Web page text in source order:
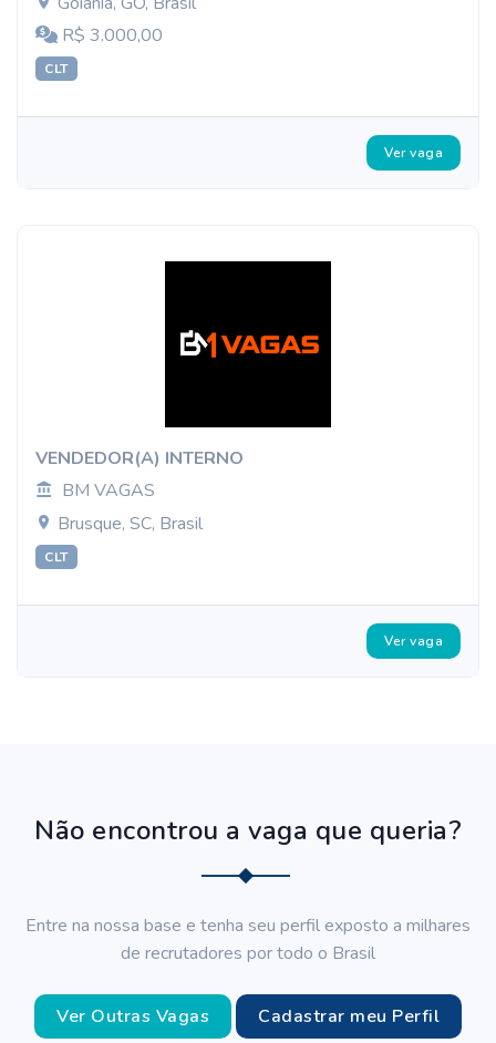
R$ 3.000,00
CLT
Ver vaga
VENDEDOR(A) INTERNO
BM VAGAS
Brusque, SC, Brasil
CLT
Ver vaga
Não encontrou a vaga que queria?
Entre na nossa base e tenha seu perfil exposto a milhares
de recrutadores por todo o Brasil
Ver Outras Vagas Cadastrar meu Perfil